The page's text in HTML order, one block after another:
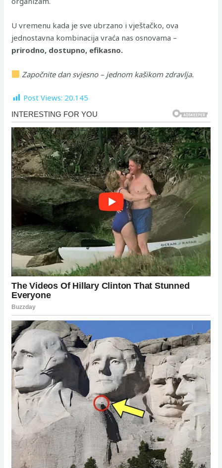
U vremenu kada je sve ubrzano i vještačko, ova
jednostavna kombinacija vraća nas osnovama –
prirodno, dostupno, efikasno.
Započnite dan svjesno – jednom kašikom zdravlja.
Post Views: 20.145